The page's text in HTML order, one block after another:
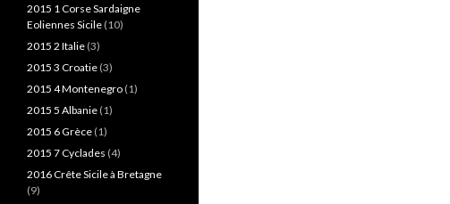
2015 1 Corse Sardaigne
Eoliennes Sicile (10)
2015 2 Italie (3)
2015 3 Croatie (3)
2015 4 Montenegro (1)
2015 5 Albanie (1)
2015 6 Grèce (1)
2015 7 Cyclades (4)
2016 Crête Sicile à Bretagne
(9)